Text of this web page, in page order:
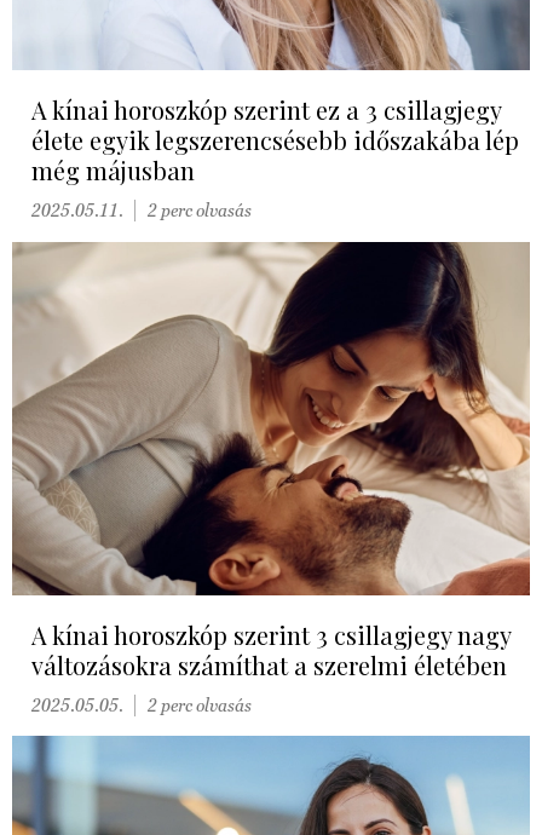
A kínai horoszkóp szerint ez a 3 csillagjegy
élete egyik legszerencsésebb időszakába lép
még májusban
2025.05.11. 2 perc olvasás
A kínai horoszkóp szerint 3 csillagjegy nagy
változásokra számíthat a szerelmi életében
2025.05.05. 2 perc olvasás